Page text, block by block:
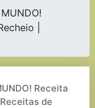
|
Receita
de